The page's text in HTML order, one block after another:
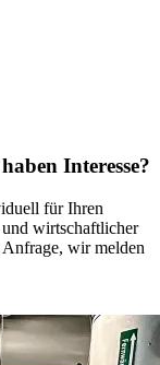
Interesse?
für Ihren
wirtschaftlicher
Anfrage, wir melden